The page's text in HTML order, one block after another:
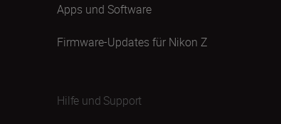
Apps und Software
Firmware-Updates für Nikon Z
Hilfe und Support